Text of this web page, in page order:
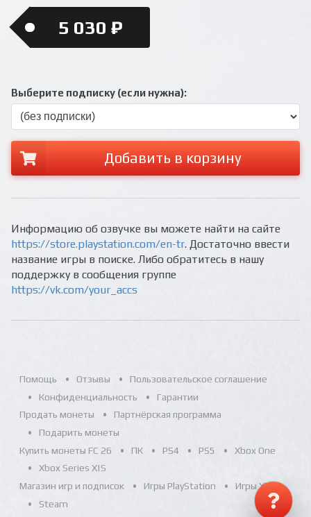
5 030 ₽
Выберите подписку (если нужна):
Добавить в корзину
Информацию об озвучке вы можете найти на сайте
https://store.playstation.com/en-tr. Достаточно ввести
название игры в поиске. Либо обратитесь в нашу
поддержку в сообщения группе
https://vk.com/your_accs
Помощь Отзывы
Пользовательское соглашение
Конфиденциальность
Гарантии
Продать монеты
Партнёрская программа
Подарить монеты
Купить монеты FC 26
ПК PS4 PS5
Xbox One
Xbox Series X|S
Магазин игр и подписок
Игры PlayStation
Игры Xbox
Steam